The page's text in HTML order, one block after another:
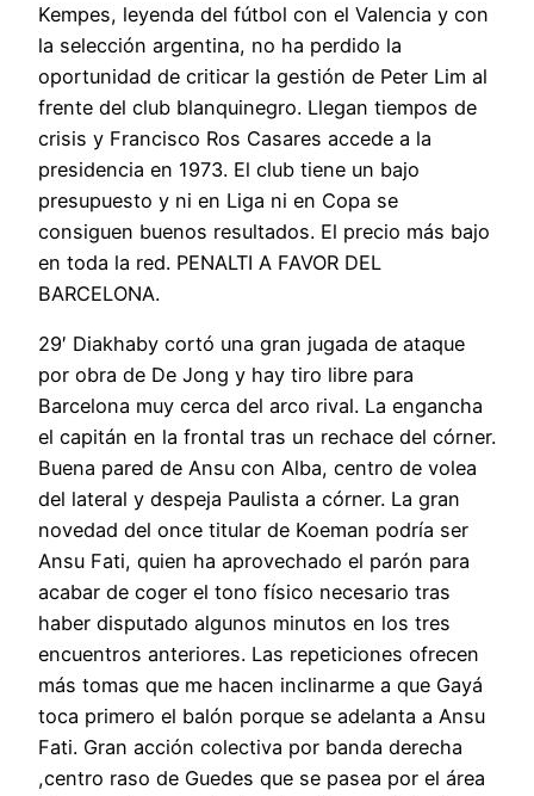
Kempes, leyenda del fútbol con el Valencia y con
la selección argentina, no ha perdido la
oportunidad de criticar la gestión de Peter Lim al
frente del club blanquinegro. Llegan tiempos de
crisis y Francisco Ros Casares accede a la
presidencia en 1973. El club tiene un bajo
presupuesto y ni en Liga ni en Copa se
consiguen buenos resultados. El precio más bajo
en toda la red. PENALTI A FAVOR DEL
BARCELONA.
29′ Diakhaby cortó una gran jugada de ataque
por obra de De Jong y hay tiro libre para
Barcelona muy cerca del arco rival. La engancha
el capitán en la frontal tras un rechace del córner.
Buena pared de Ansu con Alba, centro de volea
del lateral y despeja Paulista a córner. La gran
novedad del once titular de Koeman podría ser
Ansu Fati, quien ha aprovechado el parón para
acabar de coger el tono físico necesario tras
haber disputado algunos minutos en los tres
encuentros anteriores. Las repeticiones ofrecen
más tomas que me hacen inclinarme a que Gayá
toca primero el balón porque se adelanta a Ansu
Fati. Gran acción colectiva por banda derecha
,centro raso de Guedes que se pasea por el área